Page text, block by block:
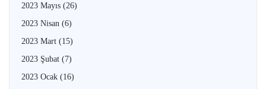
2023 Mayıs (26)
2023 Nisan (6)
2023 Mart (15)
2023 Şubat (7)
2023 Ocak (16)